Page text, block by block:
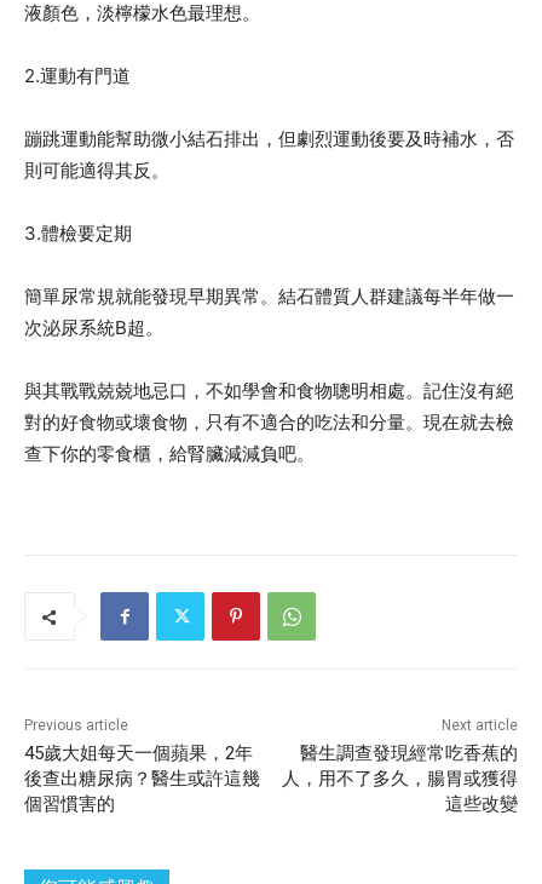
液顏色，淡檸檬水色最理想。
2.運動有門道
蹦跳運動能幫助微小結石排出，但劇烈運動後要及時補水，否
則可能適得其反。
3.體檢要定期
簡單尿常規就能發現早期異常。結石體質人群建議每半年做一
次泌尿系統B超。
與其戰戰兢兢地忌口，不如學會和食物聰明相處。記住沒有絕
對的好食物或壞食物，只有不適合的吃法和分量。現在就去檢
查下你的零食櫃，給腎臟減減負吧。
Previous article
45歲大姐每天一個蘋果，2年
後查出糖尿病？醫生或許這幾
個習慣害的
Next article
醫生調查發現經常吃香蕉的
人，用不了多久，腸胃或獲得
這些改變